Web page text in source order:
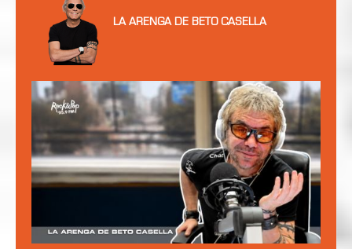
LA ARENGA DE BETO CASELLA